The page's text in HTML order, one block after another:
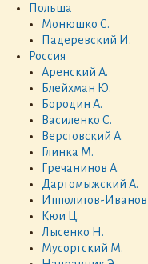
Польша
Монюшко С.
Падеревский И.
Россия
Аренский А.
Блейхман Ю.
Бородин А.
Василенко С.
Верстовский А.
Глинка М.
Гречанинов А.
Даргомыжский А.
Ипполитов-
Кюи Ц.
Лысенко Н.
Мусоргский М.